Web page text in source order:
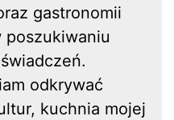
gastronomii
odkrywać
kuchnia mojej